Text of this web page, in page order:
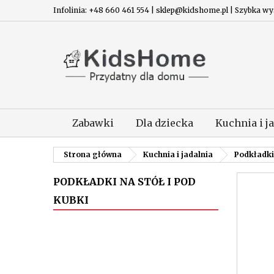
Infolinia: +48 660 461 554 | sklep@kidshome.pl | Szybka
Zabawki Dla dziecka Kuchnia i
Strona główna Kuchnia i jadalnia
PODKŁADKI NA STÓŁ I POD
KUBKI